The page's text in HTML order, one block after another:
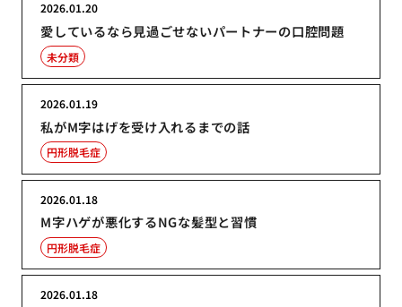
愛しているなら見過ごせないパートナーの口腔問題
2026.01.20
未分類
私がM字はげを受け入れるまでの話
2026.01.19
円形脱毛症
M字ハゲが悪化するNGな髪型と習慣
2026.01.18
円形脱毛症
2026.01.18